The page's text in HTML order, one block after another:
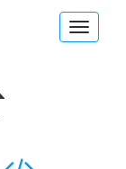
Toggle
navigation